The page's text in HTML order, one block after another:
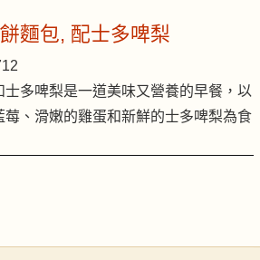
麵包, 配士多啤梨
多啤梨是一道美味又營養的早餐，以
莓、滑嫩的雞蛋和新鮮的士多啤梨為食